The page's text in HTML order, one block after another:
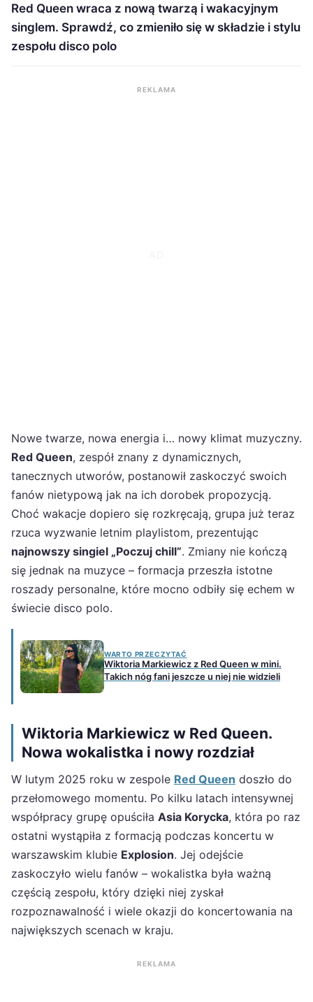
Red Queen wraca z nową twarzą i wakacyjnym
singlem. Sprawdź, co zmieniło się w składzie i stylu
zespołu disco polo
REKLAMA
Nowe twarze, nowa energia i… nowy klimat muzyczny.
Red Queen, zespół znany z dynamicznych,
tanecznych utworów, postanowił zaskoczyć swoich
fanów nietypową jak na ich dorobek propozycją.
Choć wakacje dopiero się rozkręcają, grupa już teraz
rzuca wyzwanie letnim playlistom, prezentując
najnowszy singiel „Poczuj chill”. Zmiany nie kończą
się jednak na muzyce – formacja przeszła istotne
roszady personalne, które mocno odbiły się echem w
świecie disco polo.
WARTO PRZECZYTAĆ
Wiktoria Markiewicz z Red Queen w mini.
Takich nóg fani jeszcze u niej nie widzieli
Wiktoria Markiewicz w Red Queen.
Nowa wokalistka i nowy rozdział
W lutym 2025 roku w zespole Red Queen doszło do
przełomowego momentu. Po kilku latach intensywnej
współpracy grupę opuściła Asia Korycka, która po raz
ostatni wystąpiła z formacją podczas koncertu w
warszawskim klubie Explosion. Jej odejście
zaskoczyło wielu fanów – wokalistka była ważną
częścią zespołu, który dzięki niej zyskał
rozpoznawalność i wiele okazji do koncertowania na
największych scenach w kraju.
REKLAMA